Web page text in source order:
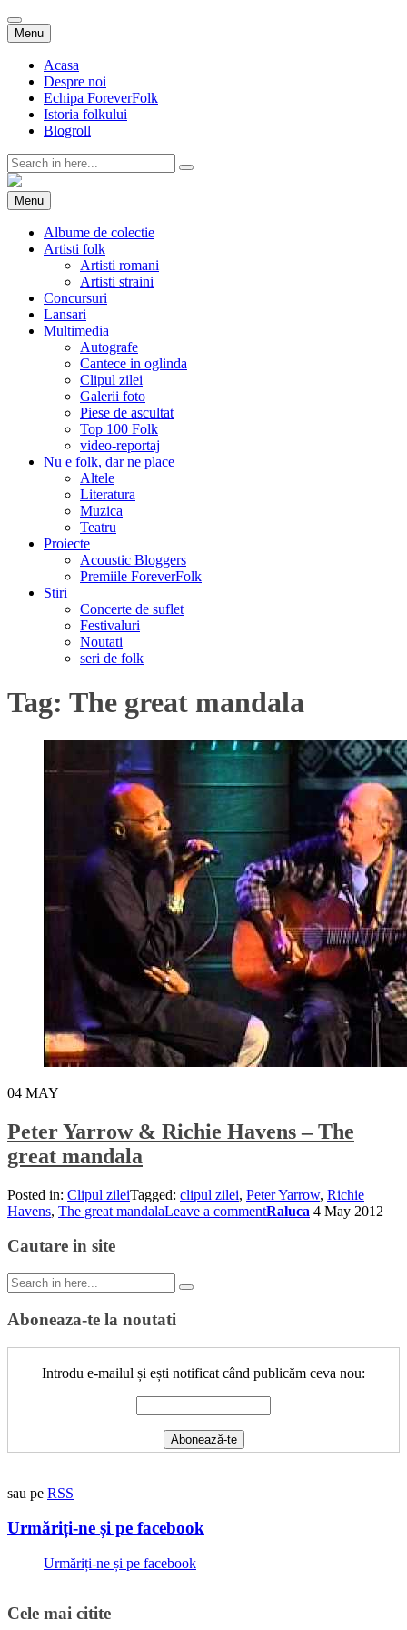
Menu Skip
to
content
Acasa
Despre noi
Echipa ForeverFolk
Istoria folkului
Blogroll
Search
for:
ForeverFolk
Muzica sufletului tau
Menu Skip
to
content
Albume de colectie
Artisti folk
Artisti romani
Artisti straini
Concursuri
Lansari
Multimedia
Autografe
Cantece in oglinda
Clipul zilei
Galerii foto
Piese de ascultat
Top 100 Folk
video-reportaj
Nu e folk, dar ne place
Altele
Literatura
Muzica
Teatru
Proiecte
Acoustic Bloggers
Premiile ForeverFolk
Stiri
Concerte de suflet
Festivaluri
Noutati
seri de folk
Tag: The great mandala
04 MAY
Peter Yarrow & Richie Havens – The
great mandala
Posted in: Clipul zileiTagged: clipul zilei, Peter Yarrow, Richie
Havens, The great mandalaLeave a commentRaluca 4 May 2012
Cautare in site
Search
for:
Aboneaza-te la noutati
Introdu e-mailul și ești notificat când publicăm ceva nou:
sau pe RSS
Urmăriți-ne și pe facebook
Urmăriți-ne și pe facebook
Cele mai citite